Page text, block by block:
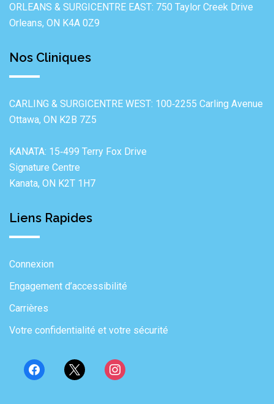
ORLEANS & SURGICENTRE EAST: 750 Taylor Creek Drive
Orleans, ON K4A 0Z9
Nos Cliniques
CARLING & SURGICENTRE WEST: 100‐2255 Carling Avenue
Ottawa, ON K2B 7Z5
KANATA: 15‐499 Terry Fox Drive
Signature Centre
Kanata, ON K2T 1H7
Liens Rapides
Connexion
Engagement d’accessibilité
Carrières
Votre confidentialité et votre sécurité